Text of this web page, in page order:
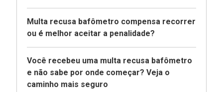
Multa recusa bafômetro compensa recorrer
ou é melhor aceitar a penalidade?
Você recebeu uma multa recusa bafômetro
e não sabe por onde começar? Veja o
caminho mais seguro